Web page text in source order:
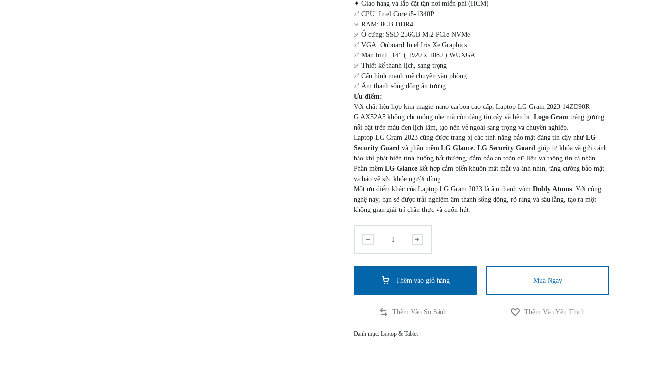
✦ Giao hàng và lắp đặt tận nơi miễn phí (HCM)
✅ CPU: Intel Core i5-1340P
✅ RAM: 8GB DDR4
✅ Ổ cứng: SSD 256GB M.2 PCIe NVMe
✅ VGA: Onboard Intel Iris Xe Graphics
✅ Màn hình: 14" ( 1920 x 1080 ) WUXGA
✅ Thiết kế thanh lịch, sang trọng
✅ Cấu hình manh mẽ chuyên văn phòng
✅ Âm thanh sống động ấn tượng
Ưu điểm:
Với chất liệu hợp kim magie-nano carbon cao cấp, Laptop LG Gram 2023 14ZD90R-
G.AX52A5 không chỉ mỏng nhẹ mà còn đáng tin cậy và bền bỉ.Logo Gram tráng gương
nổi bật trên màu đen lịch lãm, tạo nên vẻ ngoài sang trọng và chuyên nghiệp.
Laptop LG Gram 2023 cũng được trang bị các tính năng bảo mật đáng tin cậy nhưLG
Security Guard và phần mềmLG Glance. LG Security Guard giúp tự khóa và gửi cảnh
báo khi phát hiện tình huống bất thường, đảm bảo an toàn dữ liệu và thông tin cá nhân.
Phần mềmLG Glance kết hợp cảm biến khuôn mặt mắt và ánh nhìn, tăng cường bảo mật
và bảo vệ sức khỏe người dùng.
Một ưu điểm khác của Laptop LG Gram 2023 là âm thanh vòmDobly Atmos. Với công
nghệ này, bạn sẽ được trải nghiệm âm thanh sống động, rõ ràng và sâu lắng, tạo ra một
không gian giải trí chân thực và cuốn hút.
Thêm vào giỏ hàng Mua Ngay
Danh mục:Laptop & Tablet